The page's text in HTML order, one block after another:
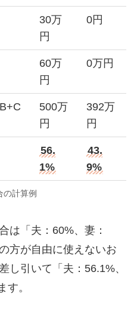
30万
円
0円
60万
円
0万円
500万
円
392万
円
56.
1%
43.
9%
の計算例
は「夫：60%、妻：
方が自由に使えないお
し引いて「夫：56.1%、
す。